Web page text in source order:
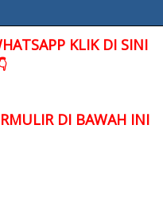
KLIK DI SINI
DI BAWAH INI